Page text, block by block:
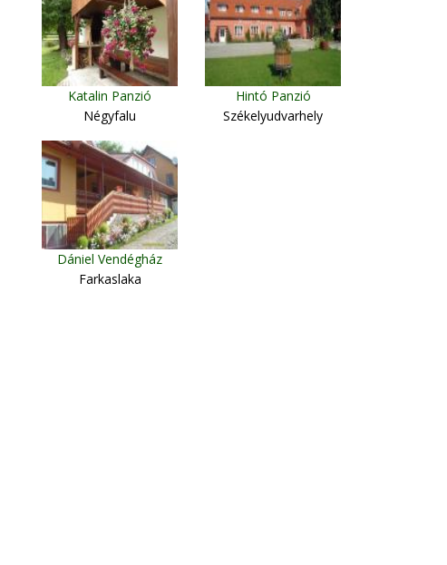
Katalin Panzió
Négyfalu
Hintó Panzió
Székelyudvarhely
Dániel Vendégház
Farkaslaka